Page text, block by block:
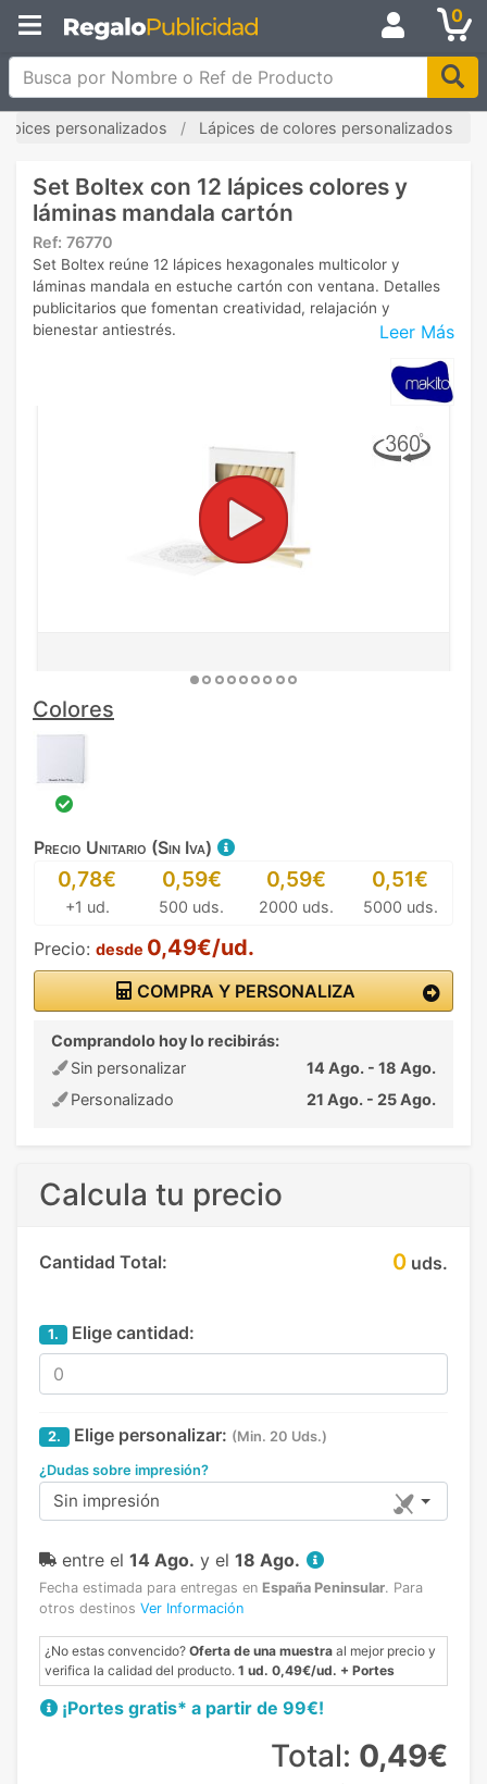
0
Busca por Nombre o Ref de Producto
personalizados Lápices de colores personalizados
Set Boltex con 12 lápices colores y
láminas mandala cartón
Ref: 76770
Leer Más
Set Boltex reúne 12 lápices hexagonales multicolor y
láminas mandala en estuche cartón con ventana. Detalles
publicitarios que fomentan creatividad, relajación y
bienestar antiestrés.
Colores
Precio Unitario (Sin Iva)
0,78€
+1 ud.
0,59€
500 uds.
0,59€
2000 uds.
0,51€
5000 uds.
Precio: desde 0,49€/ud.
COMPRA Y PERSONALIZA
Comprandolo hoy lo recibirás:
Sin personalizar
14 Ago. - 18 Ago.
Personalizado
21 Ago. - 25 Ago.
Calcula tu precio
Cantidad Total: 0 uds.
1. Elige cantidad:
2. Elige personalizar: (Min. 20 Uds.)
¿Dudas sobre impresión?
Sin impresión
entre el 14 Ago. y el 18 Ago.
Fecha estimada para entregas en España Peninsular. Para
otros destinos Ver Información
¿No estas convencido? Oferta de una muestra al mejor precio y
verifica la calidad del producto. 1 ud. 0,49€/ud. + Portes
¡Portes gratis* a partir de 99€!
Total: 0,49€